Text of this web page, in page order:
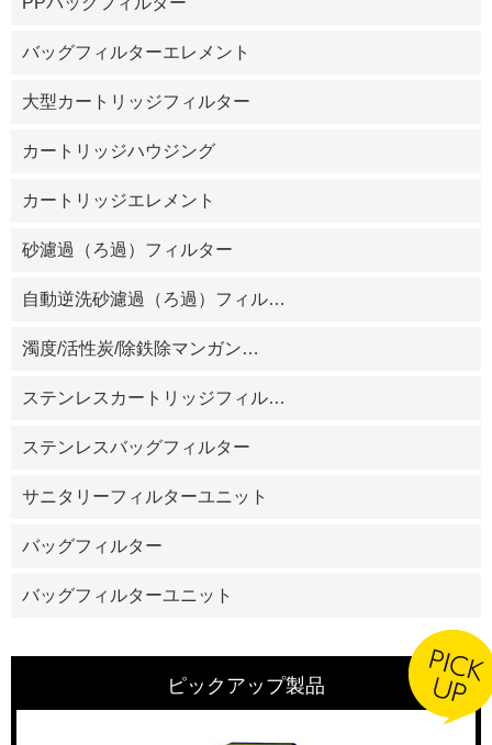
バッグフィルターエレメント
大型カートリッジフィルター
カートリッジハウジング
カートリッジエレメント
砂濾過（ろ過）フィルター
自動逆洗砂濾過（ろ過）フィル…
濁度/活性炭/除鉄除マンガン…
ステンレスカートリッジフィル…
ステンレスバッグフィルター
サニタリーフィルターユニット
バッグフィルター
バッグフィルターユニット
ピックアップ製品